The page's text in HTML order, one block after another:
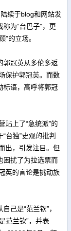
续于blog和网站发
为“台巴子”，更
”的立场。
冠英从多伦多返
保护郭冠英。而数
标语，高呼将郭冠
上了“急统派”的
台独”史观的批判
出，引发注目。但
困扰了为拉选票而
英的言论是挑动族
己是“范兰钦”，
范兰钦”，并表